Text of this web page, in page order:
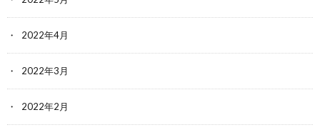
2022年4月
2022年3月
2022年2月